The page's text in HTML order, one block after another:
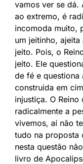
vamos ver se dá.
ao extremo, é
incomoda muito,
um jeitinho,
jeito. Pois, o
jeito. Ele
de fé e questiona
construída em
injustiça. O
radicalmente a
vivemos, aí não
tudo na proposta
nesta questão
livro de